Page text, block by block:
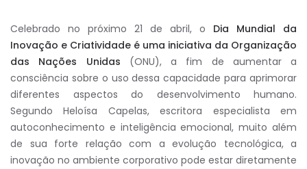
Celebrado no próximo 21 de abril, o Dia Mundial da
Inovação e Criatividade é uma iniciativa da Organização
das Nações Unidas (ONU), a fim de aumentar a
consciência sobre o uso dessa capacidade para aprimorar
diferentes aspectos do desenvolvimento humano.
SegundoHeloísa Capelas, escritora especialista em
autoconhecimento e inteligência emocional, muito além
de sua forte relação com a evolução tecnológica, a
inovação no ambiente corporativo pode estar diretamente